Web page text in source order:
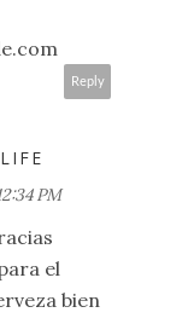
Reply
PM
el
bien